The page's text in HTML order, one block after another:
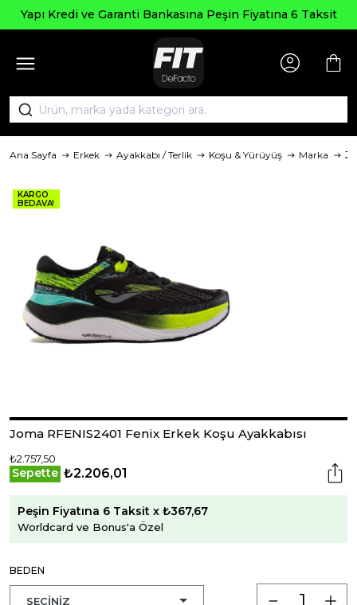
Yapı Kredi ve Garanti Bankasına Peşin Fiyatına 6 Taksit
Ana Sayfa Erkek Ayakkabı / Terlik Koşu & Yürüyüş Marka
KARGO
BEDAVA!
Joma RFENIS2401 Fenix Erkek Koşu Ayakkabısı
₺2.757,50
Sepette ₺2.206,01
Peşin Fiyatına 6 Taksit x ₺367,67
Worldcard ve Bonus'a Özel
BEDEN